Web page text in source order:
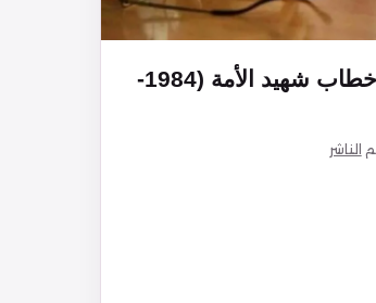
أمريكا في خطاب شهيد الأمة (1984-
الناشر